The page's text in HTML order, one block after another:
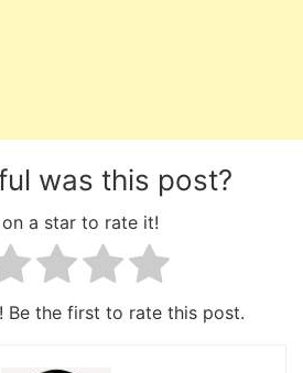
was this post?
a star to rate it!
Be the first to rate this post.